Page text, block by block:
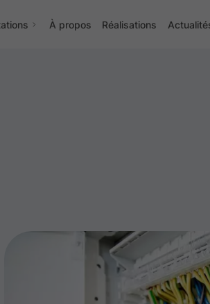
À propos Réalisations